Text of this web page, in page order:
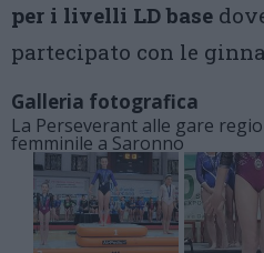
per i livelli LD base
partecipato con le
Galleria fotografica
La Perseverant alle gare
femminile a Saronno